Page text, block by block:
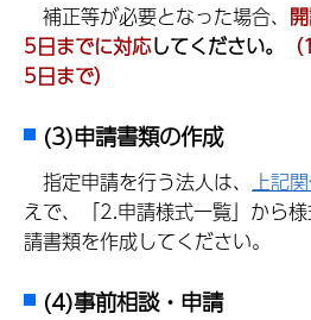
補正等が必要となった場合、
5日までに対応してください。
5日まで）
(3)申請書類の作成
指定申請を行う法人は、 上記
えで、「2.申請様式一覧」から
請書類を作成してください。
(4)事前相談・申請